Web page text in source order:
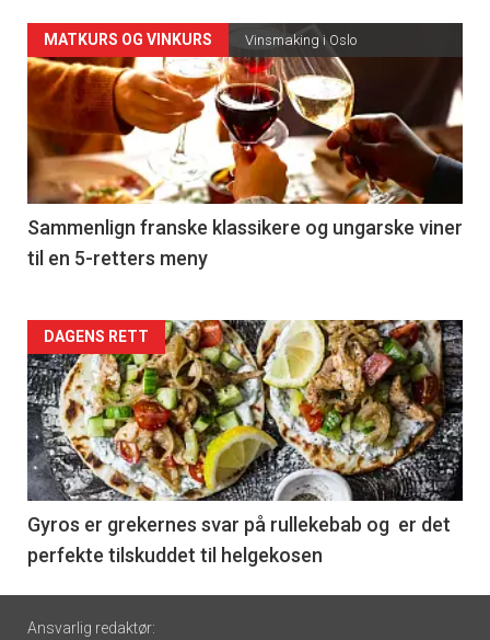
Forsiden
akkurat
nå
-
5
MATKURS OG VINKURS Vinsmaking i Oslo
Sammenlign franske klassikere og ungarske viner
til en 5-retters meny
Forsiden
akkurat
nå
-
6
DAGENS RETT
Gyros er grekernes svar på rullekebab og er det
perfekte tilskuddet til helgekosen
Footer
Ansvarlig redaktør: